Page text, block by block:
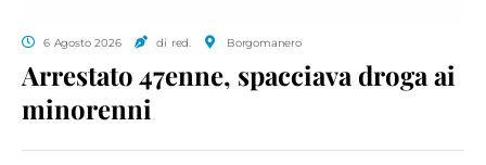
6 Agosto 2026 di red. Borgomanero
Arrestato 47enne, spacciava droga ai
minorenni